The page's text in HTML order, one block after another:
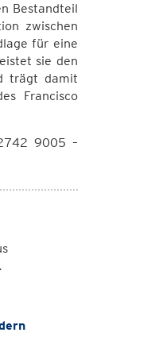
Bestandteil
zwischen
für eine
sie den
trägt damit
Francisco
9005 –